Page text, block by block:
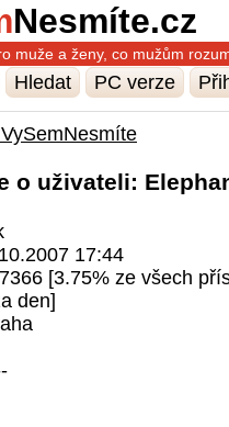
Nesmíte.cz
muže a ženy, co mužům
Hledat PC verze
o uživateli:
17:44
[3.75% ze všech
den]